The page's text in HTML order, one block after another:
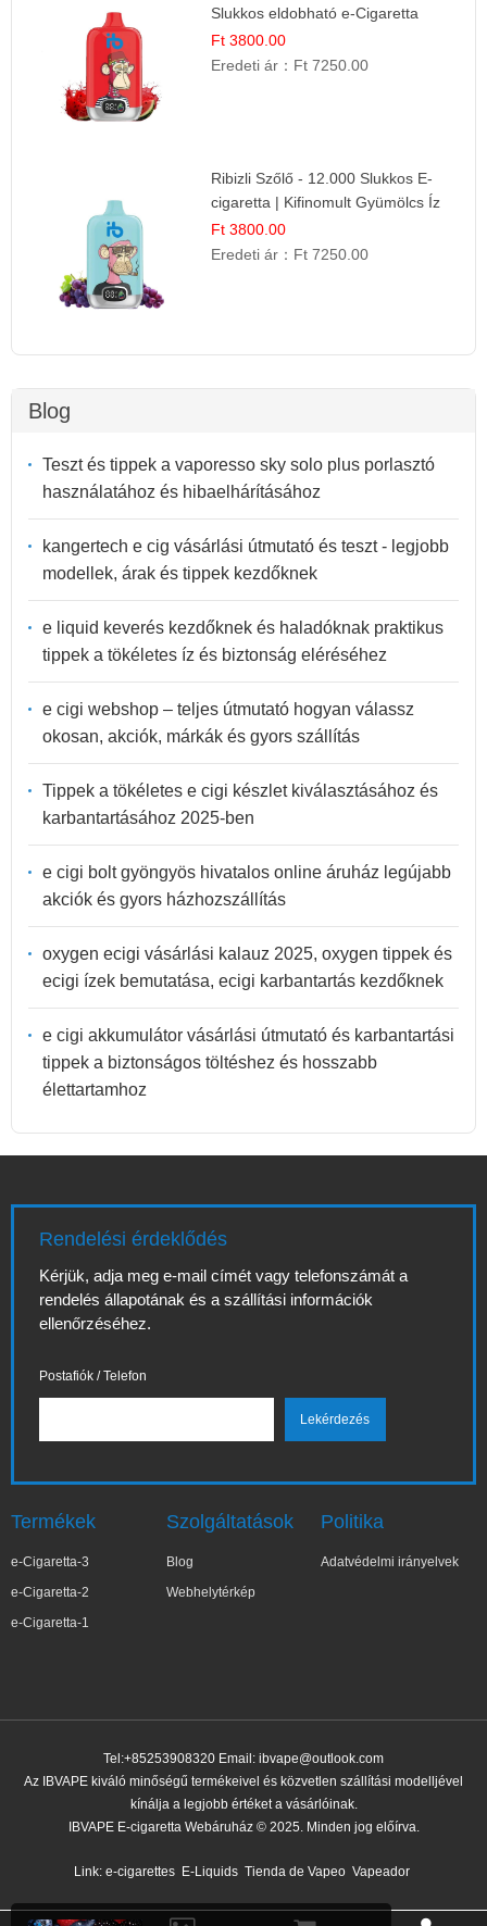
Slukkos eldobható e-Cigaretta
Ft 3800.00
Eredeti ár： Ft 7250.00
Ribizli Szőlő - 12.000 Slukkos E-
cigaretta | Kifinomult Gyümölcs Íz
Ft 3800.00
Eredeti ár： Ft 7250.00
Blog
Teszt és tippek a vaporesso sky solo plus porlasztó
használatához és hibaelhárításához
kangertech e cig vásárlási útmutató és teszt - legjobb
modellek, árak és tippek kezdőknek
e liquid keverés kezdőknek és haladóknak praktikus
tippek a tökéletes íz és biztonság eléréséhez
e cigi webshop – teljes útmutató hogyan válassz
okosan, akciók, márkák és gyors szállítás
Tippek a tökéletes e cigi készlet kiválasztásához és
karbantartásához 2025-ben
e cigi bolt gyöngyös hivatalos online áruház legújabb
akciók és gyors házhozszállítás
oxygen ecigi vásárlási kalauz 2025, oxygen tippek és
ecigi ízek bemutatása, ecigi karbantartás kezdőknek
e cigi akkumulátor vásárlási útmutató és karbantartási
tippek a biztonságos töltéshez és hosszabb
élettartamhoz
Rendelési érdeklődés
Kérjük, adja meg e-mail címét vagy telefonszámát a
rendelés állapotának és a szállítási információk
ellenőrzéséhez.
Postafiók / Telefon
Termékek
e-Cigaretta-3
e-Cigaretta-2
e-Cigaretta-1
Szolgáltatások
Blog
Webhelytérkép
Politika
Adatvédelmi irányelvek
Tel:+85253908320 Email: ibvape@outlook.com
Az IBVAPE kiváló minőségű termékeivel és közvetlen szállítási modelljével
kínálja a legjobb értéket a vásárlóinak.
IBVAPE E-cigaretta Webáruház © 2025. Minden jog előírva.
Link: e-cigarettes E-Liquids Tienda de Vapeo Vapeador
✕
Ter***a